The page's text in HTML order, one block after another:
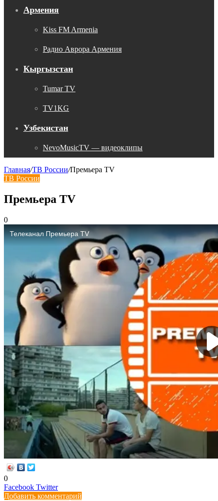
Армения
Kiss FM Armenia
Радио Аврора Армения
Кыргызстан
Tumar TV
TV1KG
Узбекистан
NevoMusicTV — видеоклипы
Главная/ТВ России/Премьера TV
ТВ России
Премьера TV
0
0
Facebook TwitterLinkedIn
Pinterest
Вконтакте
Одноклассники
Skype
WhatsApp
Telegram
Viber
Добавить комментарий